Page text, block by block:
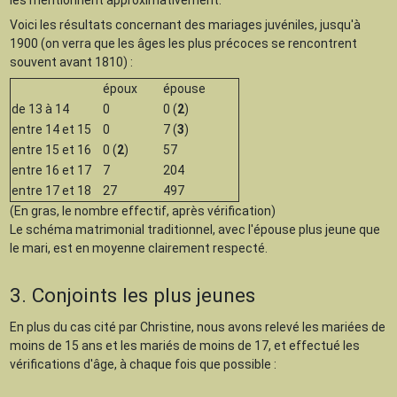
Voici les résultats concernant des mariages juvéniles, jusqu'à
1900 (on verra que les âges les plus précoces se rencontrent
souvent avant 1810) :
époux
épouse
de 13 à 14
0 0 (2)
entre 14 et 15
0 7 (3)
entre 15 et 16
0 (2)
57
entre 16 et 17
7
204
entre 17 et 18
27
497
(En gras, le nombre effectif, après vérification)
Le schéma matrimonial traditionnel, avec l'épouse plus jeune que
le mari, est en moyenne clairement respecté.
3. Conjoints les plus jeunes
En plus du cas cité par Christine, nous avons relevé les mariées de
moins de 15 ans et les mariés de moins de 17, et effectué les
vérifications d'âge, à chaque fois que possible :